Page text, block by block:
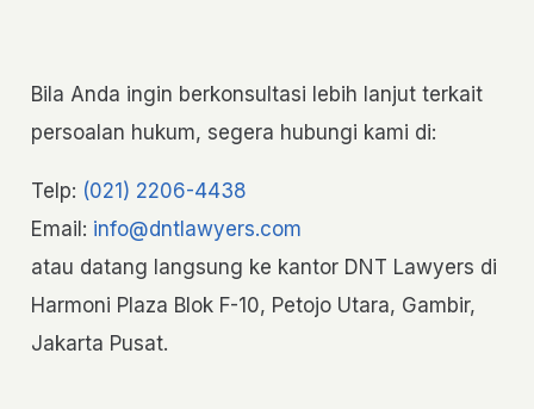
Bila Anda ingin berkonsultasi lebih lanjut terkait
persoalan hukum, segera hubungi kami di:
Telp: (021) 2206-4438
Email: info@dntlawyers.com
atau datang langsung ke kantor DNT Lawyers di
Harmoni Plaza Blok F-10, Petojo Utara, Gambir,
Jakarta Pusat.